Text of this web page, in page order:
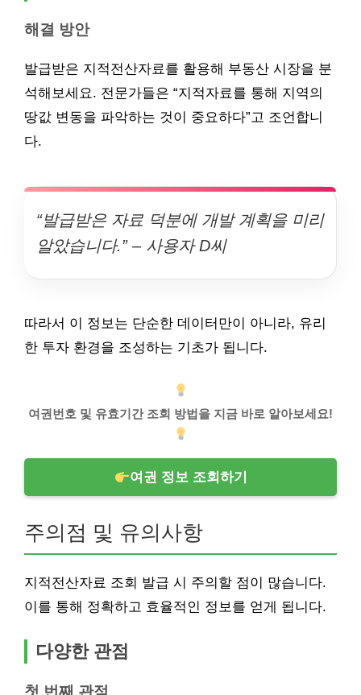
해결 방안
발급받은 지적전산자료를 활용해 부동산 시장을 분
석해보세요. 전문가들은 “지적자료를 통해 지역의
땅값 변동을 파악하는 것이 중요하다”고 조언합니
다.
“발급받은 자료 덕분에 개발 계획을 미리
알았습니다.” – 사용자 D씨
따라서 이 정보는 단순한 데이터만이 아니라, 유리
한 투자 환경을 조성하는 기초가 됩니다.
여권번호 및 유효기간 조회 방법을 지금 바로 알아보세요!
여권 정보 조회하기
주의점 및 유의사항
지적전산자료 조회 발급 시 주의할 점이 많습니다.
이를 통해 정확하고 효율적인 정보를 얻게 됩니다.
다양한 관점
첫 번째 관점